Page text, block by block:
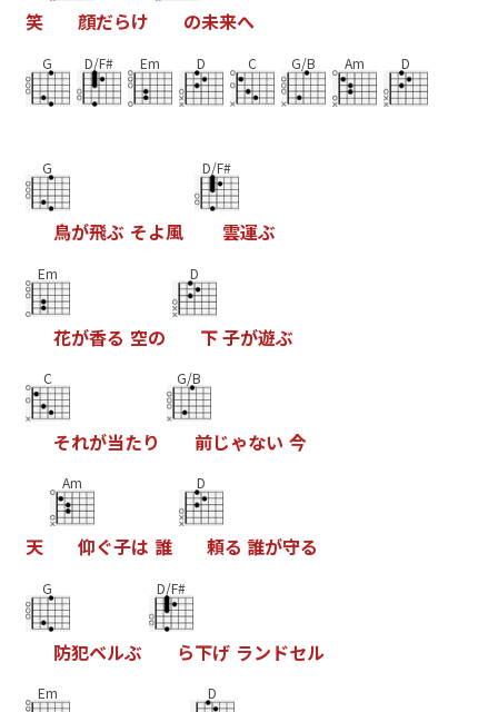
笑 顔だらけ の未来へ
G D/F# Em D C G/B Am D
G
鳥が飛ぶ そよ風
D/F#
雲運ぶ
Em
花が香る 空の
D
下子が遊ぶ
C
それが当たり
G/B
前じゃない 今
天
Am
仰ぐ子は 誰
D
頼る 誰が守る
G
防犯ベルぶ
D/F#
ら下げ ラン ドセル
Em D